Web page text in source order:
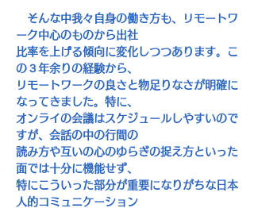
そんな中我々自身の働き方も、リモートワ
ーク中心のものから出社
比率を上げる傾向に変化しつつあります。こ
の３年余りの経験から、
リモートワークの良さと物足りなさが明確に
なってきました。特に、
オンライの会議はスケジュールしやすいので
すが、会話の中の行間の
読み方や互いの心のゆらぎの捉え方といった
面では十分に機能せず、
特にこういった部分が重要になりがちな日本
人的コミュニケーション